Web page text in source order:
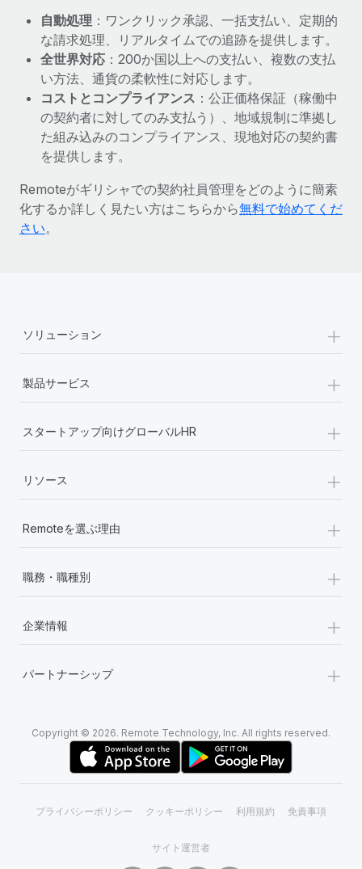
給与詐欺：種類、事例、ビジネスを守る方法
給与, 賃金は詐欺の特に魅力的な標的です。多額の資金がシステ
ム間で頻繁に移動しているためです。このため、自社のビジネス
を保護することは極めて重要です。...
詳細を見る
自動処理 ：ワンクリック承認、一括支払い、定期的
な請求処理、リアルタイムでの追跡を提供します。
全世界対応 ：200か国以上への支払い、複数の支払
い方法、通貨の柔軟性に対応します。
コストとコンプライアンス ：公正価格保証（稼働中
の契約者に対してのみ支払う）、地域規制に準拠し
た組み込みのコンプライアンス、現地対応の契約書
を提供します。
Remoteがギリシャでの契約社員管理をどのように簡素
化するか詳しく見たい方はこちらから無料で始めてくだ
さい。
ソリューション +
製品サービス +
スタートアップ向けグローバルHR +
リソース +
Remoteを選ぶ理由 +
職務・職種別 +
企業情報 +
パートナーシップ +
Copyright © 2026. Remote Technology, Inc. All rights reserved.
プライバシーポリシー クッキーポリシー 利用規約 免責事項
サイト運営者